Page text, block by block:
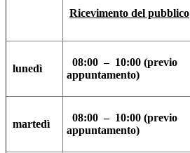
Ricevimento del pubblico
lunedì
08:00 – 10:00 (previo
appuntamento)
martedì
08:00 – 10:00 (previo
appuntamento)